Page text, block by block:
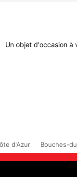
Un objet d'occasion à
d'Azur Bouches-